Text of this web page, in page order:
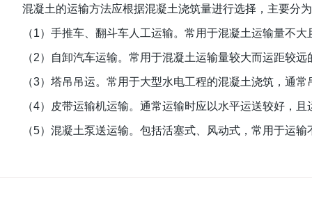
混凝土的运输方法应根据混凝土浇筑量进行选择，主要分
（1）手推车、翻斗车人工运输。常用于混凝土运输量不
（2）自卸汽车运输。常用于混凝土运输量较大而运距较
（3）塔吊吊运。常用于大型水电工程的混凝土浇筑，通
（4）皮带运输机运输。通常运输时应以水平运送较好，
（5）混凝土泵送运输。包括活塞式、风动式，常用于运